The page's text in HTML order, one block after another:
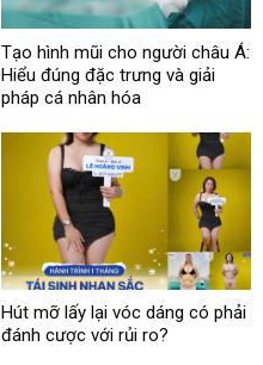
Tạo hình mũi cho người châu Á:
Hiểu đúng đặc trưng và giải
pháp cá nhân hóa
Hút mỡ lấy lại vóc dáng có phải
đánh cược với rủi ro?